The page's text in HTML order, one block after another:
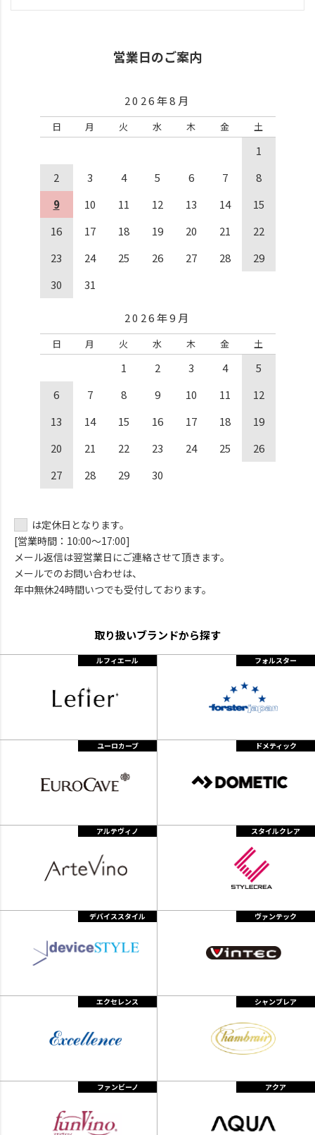
営業日のご案内
2026年8月
日 月 火 水 木 金 土
1
2
3 4 5 6 7
8
9
10 11 12 13 14
15
16
17 18 19 20 21
22
23
24 25 26 27 28
29
30
31
2026年9月
日 月 火 水 木 金 土
1 2 3 4
5
6
7 8 9 10 11
12
13
14 15 16 17 18
19
20
21 22 23 24 25
26
27
28 29 30
は定休日となります。
[営業時間：10:00～17:00]
メール返信は翌営業日にご連絡させて頂きます。
メールでのお問い合わせは、
年中無休24時間いつでも受付しております。
取り扱いブランドから探す
ルフィエール フォルスター
ユーロカーブ ドメティック
アルテヴィノ スタイルクレア
デバイススタイル ヴァンテック
エクセレンス シャンブレア
ファンビーノ アクア